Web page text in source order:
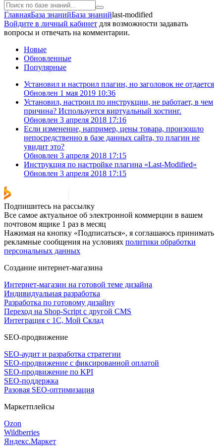
ГлавнаяБаза знанийБаза знанийlast-modified
Войдите в личный кабинет для возможности задавать
вопросы и отвечать на комментарии.
Новые
Обновленные
Популярные
Установил и настроил плагин, но заголовок не отдается
Обновлен 1 мая 2019 10:36
Установил, настроил по инструкции, не работает, в чем
причина? Используется виртуальный хостинг.
Обновлен 3 апреля 2018 17:16
Если изменение, например, цены товара, произошло
непосредственно в базе данных сайта, то плагин не
увидит это?
Обновлен 3 апреля 2018 17:15
Инструкция по настройке плагина «Last-Modified»
Обновлен 3 апреля 2018 17:15
Подпишитесь на рассылку
Все самое актуальное об электронной коммерции в вашем
почтовом ящике 1 раз в месяц
Нажимая на кнопку «Подписаться», я соглашаюсь принимать
рекламные сообщения на условиях политики обработки
персональных данных
Создание интернет-магазина
Интернет-магазин на готовой теме дизайна
Индивидуальная разработка
Разработка по готовому дизайну
Переход на Shop-Script с другой CMS
Интеграция с 1С, Мой Склад
SEO-продвижение
SEO-аудит и разработка стратегии
SEO-продвижение с фиксированной оплатой
SEO-продвижение по KPI
SEO-поддержка
Разовая SEO-оптимизация
Маркетплейсы
Ozon
Wildberries
Яндекс.Маркет